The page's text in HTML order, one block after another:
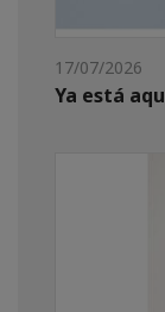
17/07/2026
Ya está